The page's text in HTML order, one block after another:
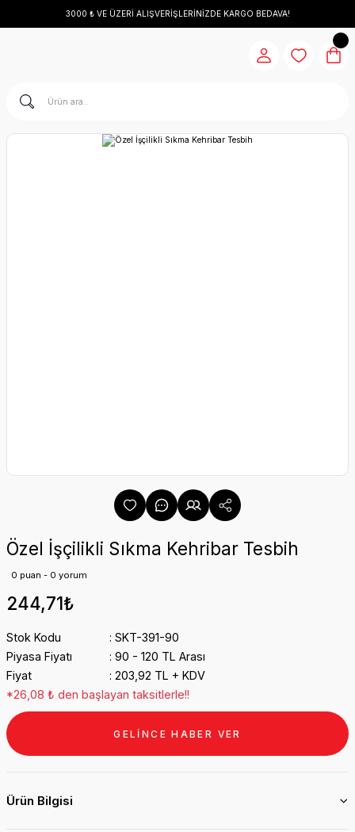
3000 ₺ VE ÜZERİ ALIŞVERİŞLERİNİZDE KARGO BEDAVA!
Özel İşçilikli Sıkma Kehribar Tesbih
0 puan - 0 yorum
244,71₺
Stok Kodu
SKT-391-90
Piyasa Fiyatı
90 - 120 TL Arası
Fiyat
203,92 TL + KDV
*26,08 ₺ den başlayan taksitlerle!!
GELİNCE HABER VER
Ürün Bilgisi